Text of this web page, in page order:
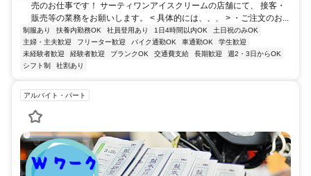
売のお仕事です！ サーティワンアイスクリームの店舗にて、 接客・
販売等の業務をお願いします。 < 具体的には、、、 > ・ご注文のお...
制服あり 扶養内勤務OK 社員登用あり 1日4時間以内OK
土日祝のみOK
主婦・主夫歓迎
フリーター歓迎 バイク通勤OK 車通勤OK
学生歓迎
未経験者歓迎
経験者歓迎 ブランクOK 交通費支給 長期歓迎
週2・3日からOK
シフト制
社割あり
アルバイト・パート